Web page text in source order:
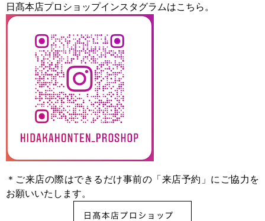
日髙本店プロショップインスタグラムはこちら。
＊ご来店の際はできるだけ事前の「来店予約」にご協力を
お願いいたします。